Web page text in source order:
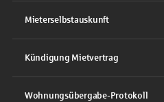
Mieterselbstauskunft
Kündigung Mietvertrag
Wohnungsübergabe-Protokoll